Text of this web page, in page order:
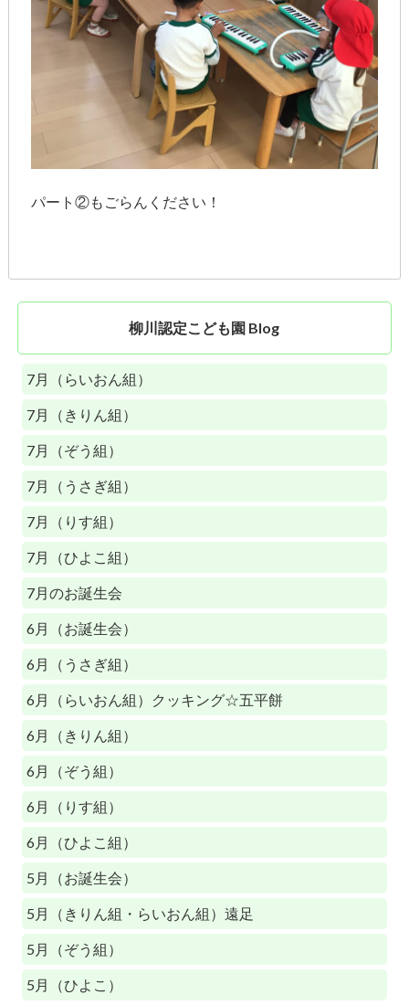
パート②もごらんください！
柳川認定こども園 Blog
7月（らいおん組）
7月（きりん組）
7月（ぞう組）
7月（うさぎ組）
7月（りす組）
7月（ひよこ組）
7月のお誕生会
6月（お誕生会）
6月（うさぎ組）
6月（らいおん組）クッキング☆五平餅
6月（きりん組）
6月（ぞう組）
6月（りす組）
6月（ひよこ組）
5月（お誕生会）
5月（きりん組・らいおん組）遠足
5月（ぞう組）
5月（ひよこ）